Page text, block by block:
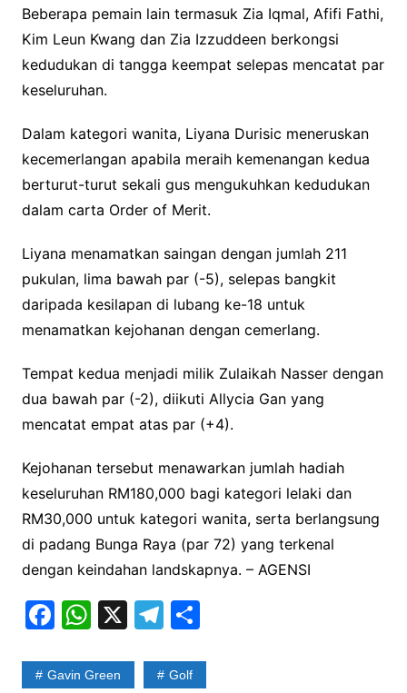
Beberapa pemain lain termasuk Zia Iqmal, Afifi Fathi,
Kim Leun Kwang dan Zia Izzuddeen berkongsi
kedudukan di tangga keempat selepas mencatat par
keseluruhan.
Dalam kategori wanita, Liyana Durisic meneruskan
kecemerlangan apabila meraih kemenangan kedua
berturut-turut sekali gus mengukuhkan kedudukan
dalam carta Order of Merit.
Liyana menamatkan saingan dengan jumlah 211
pukulan, lima bawah par (-5), selepas bangkit
daripada kesilapan di lubang ke-18 untuk
menamatkan kejohanan dengan cemerlang.
Tempat kedua menjadi milik Zulaikah Nasser dengan
dua bawah par (-2), diikuti Allycia Gan yang
mencatat empat atas par (+4).
Kejohanan tersebut menawarkan jumlah hadiah
keseluruhan RM180,000 bagi kategori lelaki dan
RM30,000 untuk kategori wanita, serta berlangsung
di padang Bunga Raya (par 72) yang terkenal
dengan keindahan landskapnya. – AGENSI
F
c
W
at
X T
e
S
ar
Gavin Green Golf